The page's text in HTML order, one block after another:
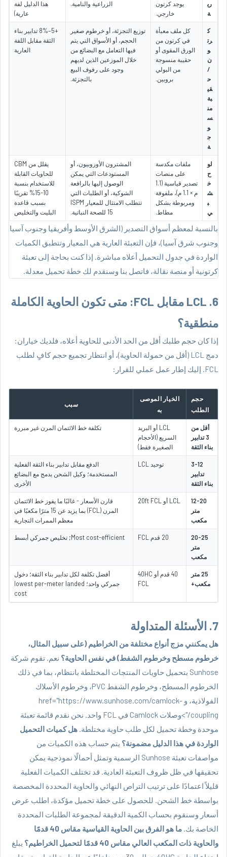
ري
ة
يوجد كرتون
خارجي.
الزراعية والنامية.
هذا الدليل لفة
عارية)
ك
رت
و
ن
/
ح
قي
بة
من
س
و
ج
ة
كل ملف معبأة
في كرتون من
الورق المقوى أو
حقيبة منسوجة
من البولي
بروبين.
توزيع التجزئة، أو خرطوم صغير
الحجم، أو الأسواق التي يتم
فيها التعامل مع البضائع من
خلال الموزعين الذين لديهم
وجود على رفوف البيع
بالتجزئة.
+5–8% تدابير بناء
الثقة مقابل اللفة
العارية
لو
ح
خ
ش
ب
ي
ملفات مكدسة
على منصات
تصدير قياسية (1.1
م × 1.1 م)، ملفوفة
ومربوطة بشكل
مطاط.
المشترون الأوروبيون، أو
المستودعات التي يمكن
الوصول إليها بالرافعة
الشوكية، أو الطلبات التي
تتطلب الامتثال للمعيار ISPM
15 للصحة النباتية.
يقلل من CBM
للحاويات القابلة
للاستخدام بنسبة
10-15% تقريبًا
بسبب قاعدة
البليت والتخليص
بالنسبة لمعظم أسواق التصدير (الشرق الأوسط وأفريقيا وجنوب آسيا
وجنوب شرق آسيا)، فإن التعبئة العارية هي المعيار وتنطبق الكميات
الواردة في جدول التحميل أعلاه مباشرة. إذا كنت بحاجة إلى تعبئة
كرتونية أو منصة نقالة، فاتصل بنا وسنقدم لك خطة تحميل معدلة.
6. LCL مقابل FCL: متى تكون الحاوية الكاملة
منطقية؟
إذا كان حجم طلبك أقل من الحد الأدنى للحاوية أعلاه، فلديك خياران:
دمج LCL (أقل من حمولة الحاوية)، أو انتظار تجميع حجم كافٍ لطلب
FCL. إليك إطار عمل عملي للقرار:
حجم
الطلب
الخيار الموصى
به
سبب
أقل من
3 تدابير
بناء الثقة
LCL أو البريد
السريع (الأحجام
الصغيرة فقط)
تكلفة خط الائتمان المرن غير مبررة
3-12
تدابير
بناء الثقة
توحيد LCL
الدفع مقابل تدابير بناء الثقة الفعلية
المستخدمة؛ وكيل الشحن يدمج مع البضائع
الأخرى
12-20
متر
مكعب
LCL أو 20ft FCL
قارن الأسعار - غالبًا ما يفوز خط الائتمان
المرن (FCL) بما يزيد عن 15 مترًا مكعبًا في
معظم الممرات التجارية
20-25
متر
مكعب
20 قدم FCL Most cost-efficient; تخليص جمركي أبسط
25 متر
مكعب+
40 قدم أو 40HC
FCL
أفضل تكلفة لكل تدابير بناء الثقة؛ دخول
جمركي واحد؛ lowest per-meter landed
cost
7. الأسئلة المتداولة
هل يمكنني مزج أنواع مختلفة من الخراطيم (على سبيل المثال،
خرطوم مسطح وخرطوم الشفط) في نفس الحاوية؟ نعم. تقوم شركة
Sunhose بتحميل حاويات المنتجات المختلطة بانتظام، بما في ذلك
الخرطوم المسطح، وخرطوم الشفط PVC ، وخرطوم الأسلاك
الفولاذية، و href="https://www.sunhose.com/camlock-
coupling/">وصلات Camlock
في FCL واحد. نحن نقدم قائمة تعبئة
موحدة وخطة تحميل لكل طلب حاوية مختلطة. هل كميات التحميل
الواردة في هذا الدليل مضمونة؟ يتم حساب هذه الكميات من
مواصفات تعبئة Sunhose الرسمية وتمثل أحمالًا نموذجية يمكن
تحقيقها في ظل ظروف التعبئة العادية. قد تختلف الكميات الفعلية
قليلاً اعتمادًا على ترتيب التراص النهائي والحاوية المحددة المخصصة
بواسطة خط الشحن. للحصول على خطة تحميل مؤكدة، اطلب عرض
أسعار وسنقوم بحساب الكمية الدقيقة لمجموعة الطلبات المحددة
الخاصة بك.
ما هو الفرق بين الحاوية القياسية مقاس 40 قدمًا
والحاوية ذات المكعب العالي مقاس 40 قدمًا لتحميل الخراطيم؟
يبلغ